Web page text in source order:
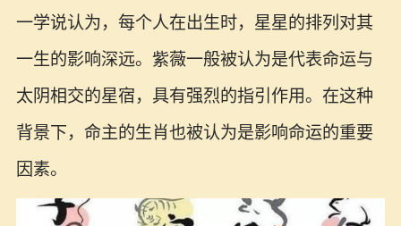
一学说认为，每个人在出生时，星星的排列对其
一生的影响深远。紫薇一般被认为是代表命运与
太阴相交的星宿，具有强烈的指引作用。在这种
背景下，命主的生肖也被认为是影响命运的重要
因素。